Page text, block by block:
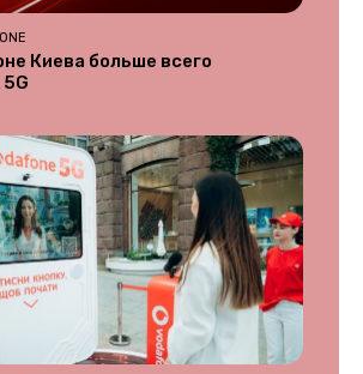
Киева больше всего